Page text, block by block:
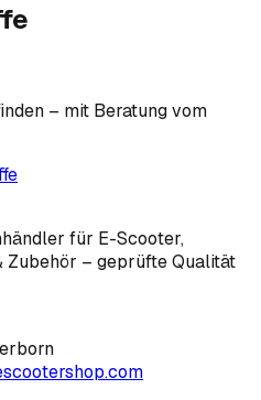
– mit Beratung vom
für E-Scooter,
– geprüfte Qualität